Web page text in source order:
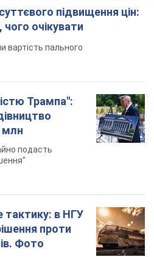
підвищення цін:
чого очікувати
вартість пального
Трампа":
млн
подасть
тактику: в НГУ
проти
Фото